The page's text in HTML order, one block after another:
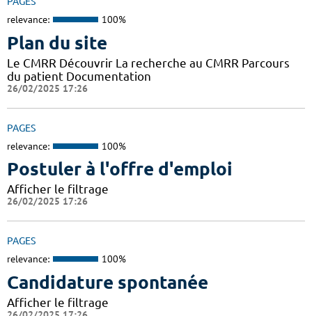
relevance: 100%
Plan du site
Le CMRR Découvrir La recherche au CMRR Parcours
du patient Documentation
26/02/2025 17:26
PAGES
relevance: 100%
Postuler à l'offre d'emploi
Afficher le filtrage
26/02/2025 17:26
PAGES
relevance: 100%
Candidature spontanée
Afficher le filtrage